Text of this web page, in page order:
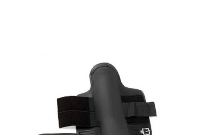
TRENSER & TILBEHØR
SADLER & TILBEHØR
RYTTER
RIDEBUKSER & LEGGINS
TRØJER, BLUSER & T-SHIRTS
PLEJE & STALD
STRIGLER & TILBEHØR